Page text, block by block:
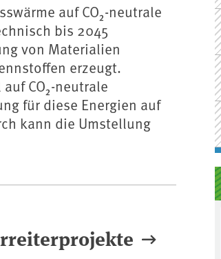
auf CO₂-neutrale
bis 2045
von Materialien
erzeugt.
CO₂-neutrale
für diese Energien auf
kann die Umstellung